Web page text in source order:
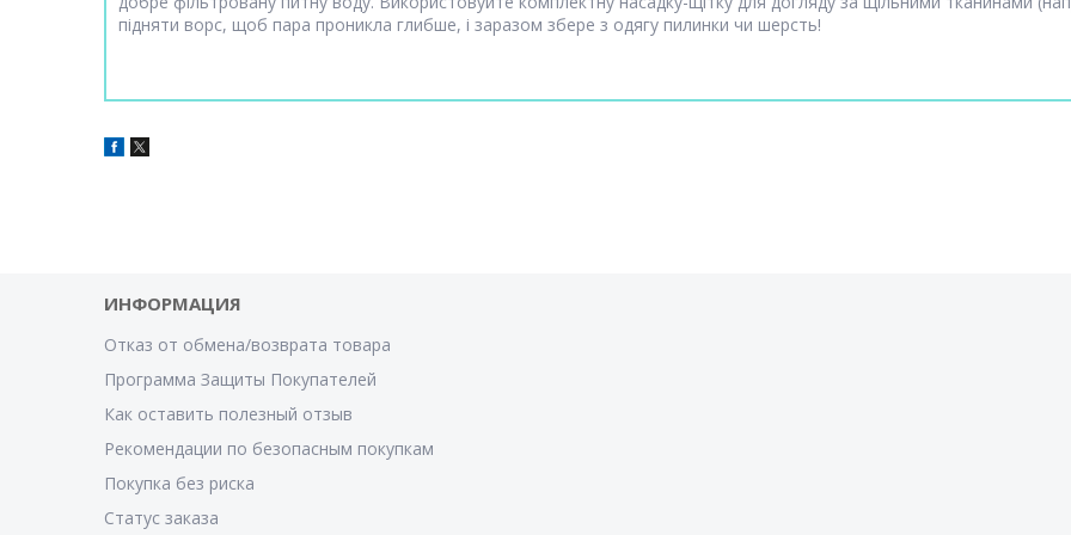
підняти ворс, щоб пара проникла глибше, і заразом збере з одягу пилинки чи шерсть!
ИНФОРМАЦИЯ
Отказ от обмена/возврата товара
Программа Защиты Покупателей
Как оставить полезный отзыв
Рекомендации по безопасным покупкам
Покупка без риска
Статус заказа